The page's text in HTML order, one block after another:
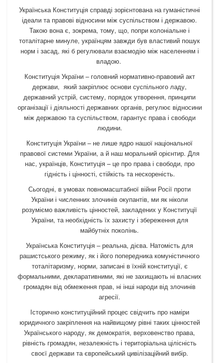
Українська Конституція справді зорієнтована на гуманістичні
ідеали та правові відносини між суспільством і державою.
Такою вона є, зокрема, тому, що, попри колоніальне і
тоталітарне минуле, українцям завжди був властивий пошук
норм і засад, які б регулювали взаємодію між населенням і
владою.
Конституція України – головний нормативно-правовий акт
держави, який закріплює основи суспільного ладу,
державний устрій, систему, порядок утворення, принципи
організації і діяльності державних органів, регулює відносини
між державою та суспільством, гарантує права і свободи
людини.
Конституція України – не лише ядро нашої національної
правової системи України, а й наш моральний орієнтир. Для
нас, українців, Конституція – це про права і свободи, про
гідність і цінності, стійкість та нескореність.
Сьогодні, в умовах повномасштабної війни Росії проти
України і численних злочинів окупантів, ми як ніколи
розуміємо важливість цінностей, закладених у Конституції
України, та необхідність їх захисту і збереження для
майбутніх поколінь.
Українська Конституція – реальна, дієва. Натомість для
рашистського режиму, як і його попередника комуністичного
тоталітаризму, норми, записані в їхній конституції, є
формальними, декларативними, які не захищають ні власних
громадян від обмеження прав, ні інші народи від злочинів
агресії.
Історично конституційний процес свідчить про наміри
юридичного закріплення на найвищому рівні таких цінностей
Українського народу, як демократія, верховенство права,
рівність громадян, незалежність і територіальна цілісність
своєї держави та європейський цивілізаційний вибір.